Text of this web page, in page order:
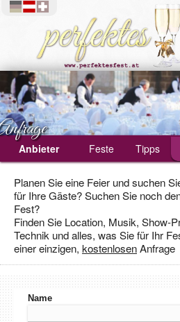
Anbieter
Feste
Tipps
Planen Sie eine Feier und suchen
für Ihre Gäste? Suchen Sie noch
Fest?
Finden Sie Location, Musik, Show-
Technik und alles, was Sie für Ihr
einer einzigen, kostenlosenAnfrage
Name